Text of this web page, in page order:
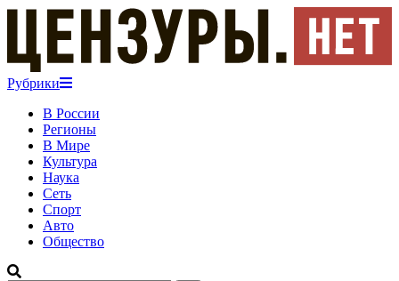
Рубрики
В России
Регионы
В Мире
Культура
Наука
Сеть
Спорт
Авто
Общество